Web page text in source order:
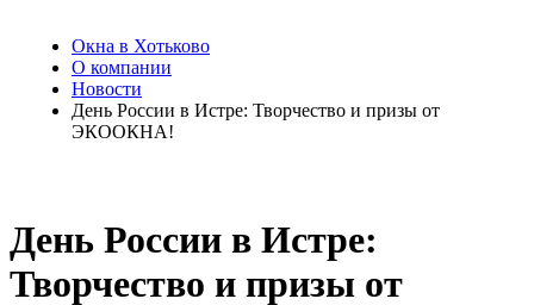
Окна в Хотьково
О компании
Новости
День России в Истре: Творчество и призы от
ЭКООКНА!
День России в Истре:
Творчество и призы от